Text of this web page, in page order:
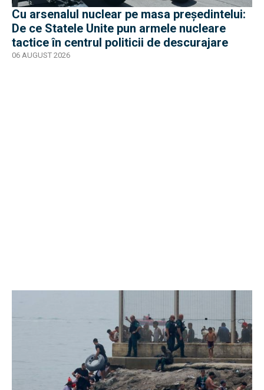
Cu arsenalul nuclear pe masa preşedintelui:
De ce Statele Unite pun armele nucleare
tactice în centrul politicii de descurajare
06 AUGUST 2026